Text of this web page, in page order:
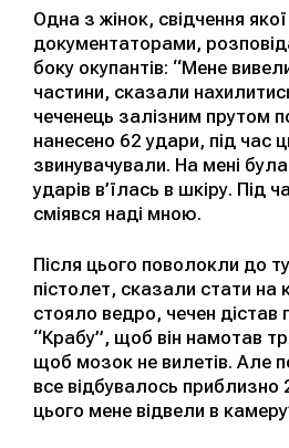
Одна з жінок, свідчення
документаторами,
боку окупантів: “Мене
частини, сказали
чеченець залізним прутом
нанесено 62 удари, під час
звинувачували. На мені
ударів в’їлась в шкіру. Під
сміявся наді мною.
Після цього поволокли до
пістолет, сказали стати на
стояло ведро, чечен дістав
“Крабу”, щоб він намотав
щоб мозок не вилетів. Але
все відбувалось приблизно
цього мене відвели в